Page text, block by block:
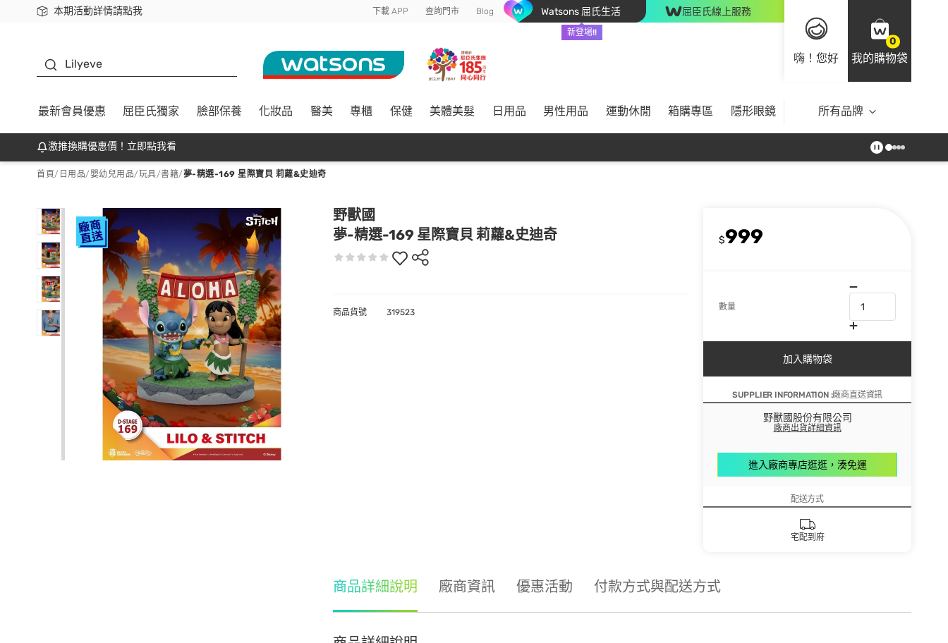
本期活動詳情請點我
下載app最高回饋$350 下載 APP 查詢門市 Blog Watsons 屈氏生活
新登場!!
屈臣氏線上服務
嗨！您好
0
我的購物袋
Lilyeve
最新會員優惠 屈臣氏獨家 臉部保養 化妝品 醫美 專櫃 保健 美體美髮 日用品 男性用品 運動休閒 箱購專區 隱形眼鏡 所有品牌
激推換購優惠價！立即點我看
首頁/ 日用品/嬰幼兒用品/玩具/書籍/夢-精選-169 星際寶貝 莉蘿&史迪奇
野獸國
夢-精選-169 星際寶貝 莉蘿&史迪奇
$999
數量
加入購物袋
SUPPLIER INFORMATION :廠商直送資訊
野獸國股份有限公司
廠商出貨詳細資訊
進入廠商專店逛逛，湊免運
配送方式
宅配到府
商品貨號 319523
商品詳細說明 廠商資訊 優惠活動 付款方式與配送方式